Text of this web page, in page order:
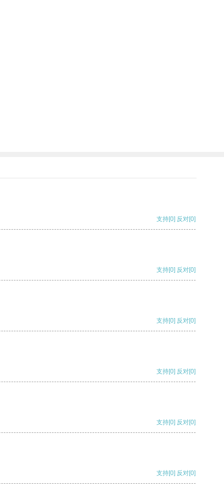
支持[0] 反对[0]
支持[0] 反对[0]
支持[0] 反对[0]
支持[0] 反对[0]
支持[0] 反对[0]
支持[0] 反对[0]